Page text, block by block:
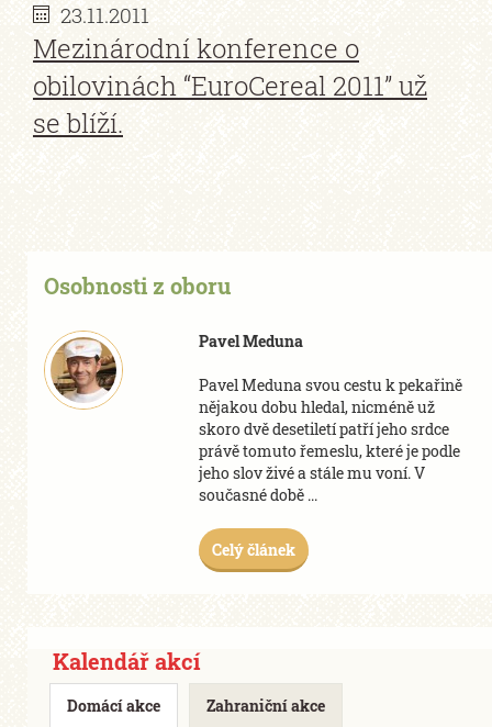
23.11.2011
Mezinárodní konference o
obilovinách “EuroCereal 2011” už
se blíží.
Osobnosti z oboru
Pavel Meduna
Pavel Meduna svou cestu k pekařině
nějakou dobu hledal, nicméně už
skoro dvě desetiletí patří jeho srdce
právě tomuto řemeslu, které je podle
jeho slov živé a stále mu voní. V
současné době ...
Celý článek
Kalendář akcí
Domácí akce Zahraniční akce